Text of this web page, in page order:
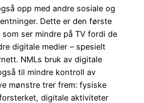
opp med andre sosiale og
Dette er den første
ser mindre på TV fordi de
digitale medier – spesielt
NMLs bruk av digitale
til mindre kontroll av
mønstre trer frem: fysiske
digitale aktiviteter